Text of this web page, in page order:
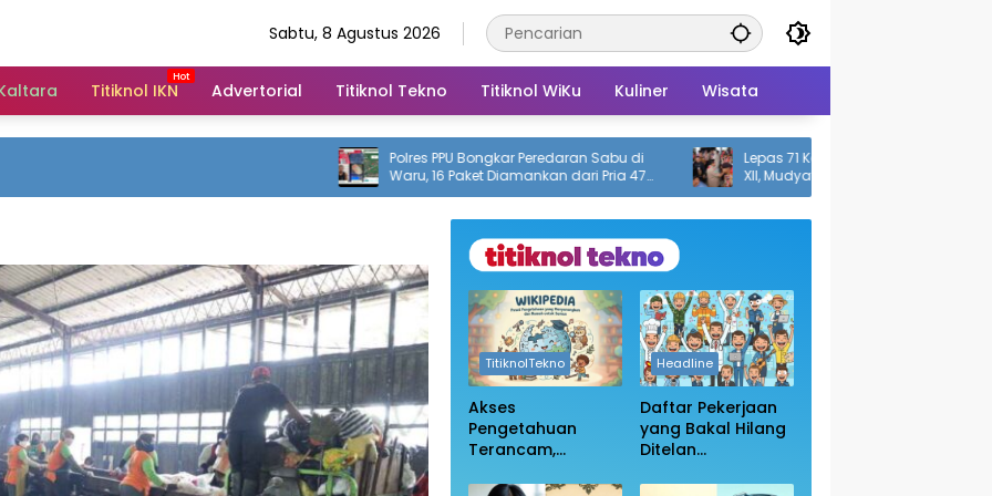
Sabtu, 8 Agustus 2026
Titiknol IKN Advertorial Titiknol Tekno Titiknol WiKu Kuliner Wisata
Polres PPU Bongkar Peredaran Sabu di
Waru, 16 Paket Diamankan dari Pria 47
Tahun
Lepas 71 Kontingen Pramuka ke Jamnas
XII, Mudyat Noor: Jaga Nama Baik
Daerah
TitiknolTekno
Akses
Pengetahuan
Terancam,
Headline
Daftar Pekerjaan
yang Bakal Hilang
Ditelan